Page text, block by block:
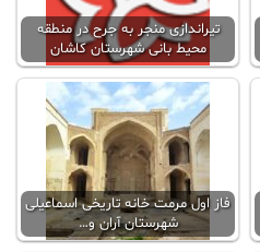
تیراندازی منجر به جرح در منطقه
محیط بانی شهرستان کاشان
فاز اول مرمت خانه تاریخی اسماعیلی
شهرستان آران و…